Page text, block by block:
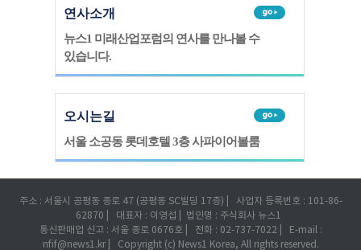
연사소개
뉴스1 미래산업포럼의 연사를 만나볼 수
있습니다.
오시는길
서울 소공동 롯데호텔 3층 사파이어볼룸
주소 : 서울시 공평동 종로 47 (공평동 SC빌딩 17층) | 사업자 등록번호 : 101-86-
62870 | 대표자 : 이영섭 | 법인명 : 주식회사 뉴스1
통신판매업 신고 : 서울 종로 0676호 | 전화 : 02-737-7022 | E-mail :
nfif@news1.kr | Copyright (c) News1 Korea, All rights reserved.